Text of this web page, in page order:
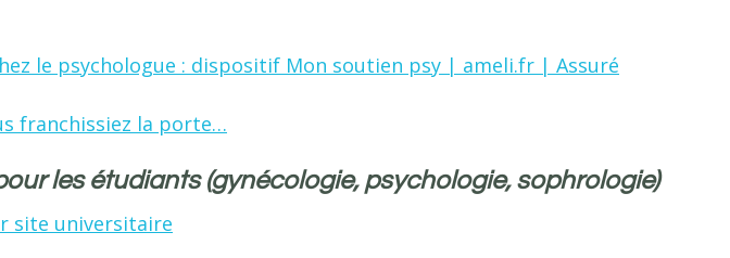
le psychologue : dispositif Mon soutien psy | ameli.fr | Assuré
franchissiez la porte…
les étudiants (gynécologie, psychologie, sophrologie)
site universitaire